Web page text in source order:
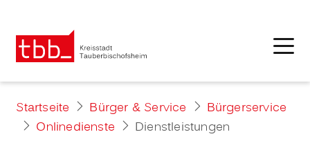
Startseite Bürger & Service
Bürgerservice
Onlinedienste
Dienstleistungen